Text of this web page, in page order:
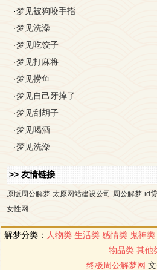
·梦见被狗咬手指
·梦见洗澡
·梦见吃饺子
·梦见打麻将
·梦见捞鱼
·梦见自己牙掉了
·梦见刮胡子
·梦见喝酒
·梦见洗澡
>> 友情链接
原版周公解梦 太原网站建设公司 周公解梦 id
女性网
解梦分类： 人物类 生活类 感情类 鬼神类
物品类 其他
终极周公解梦网